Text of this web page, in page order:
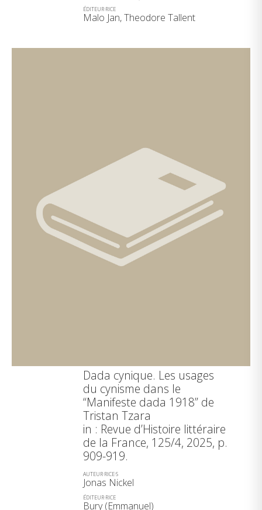
ÉDITEUR·RICE
Malo Jan, Theodore Tallent
Dada cynique. Les usages
du cynisme dans le
“Manifeste dada 1918” de
Tristan Tzara
in : Revue d’Histoire littéraire
de la France, 125/4, 2025, p.
909-919.
AUTEUR·RICE·S
Jonas Nickel
ÉDITEUR·RICE
Bury (Emmanuel)